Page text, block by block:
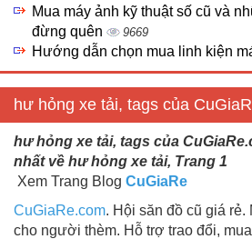
Mua máy ảnh kỹ thuật số cũ và
đừng quên
9669
Hướng dẫn chọn mua linh kiện
hư hỏng xe tải, tags của
hư hỏng xe tải, tags của
nhất về hư hỏng xe tải, Trang 1
Xem Trang Blog CuGiaRe
CuGiaRe.com. Hội săn đồ cũ giá
cho người thèm. Hỗ trợ trao đổi,